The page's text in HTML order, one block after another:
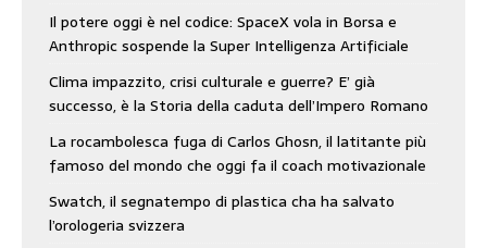
Il potere oggi è nel codice: SpaceX vola in Borsa e
Anthropic sospende la Super Intelligenza Artificiale
Clima impazzito, crisi culturale e guerre? E’ già
successo, è la Storia della caduta dell’Impero Romano
La rocambolesca fuga di Carlos Ghosn, il latitante più
famoso del mondo che oggi fa il coach motivazionale
Swatch, il segnatempo di plastica cha ha salvato
l’orologeria svizzera